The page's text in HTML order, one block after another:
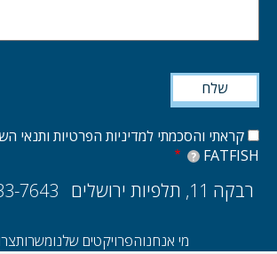
קראתי והסכמתי למדיניות הפרטיות ותנאי
FATFISH
?
רבקה 11, תלפיות ירושלים 7643
מי אנחנוהפרויקטים שלנומשרות